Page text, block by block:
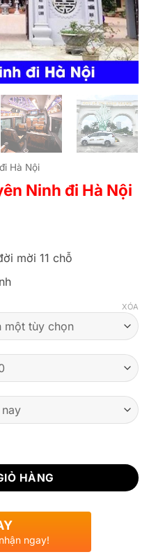
Hà Nội
Ninh đi Hà Nội
mời 11 chỗ
XÓA
HÀNG
ngay!